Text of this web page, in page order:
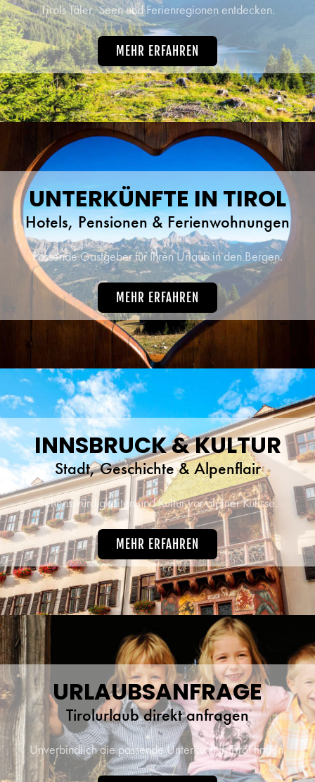
Tirols Täler, Seen und Ferienregionen entdecken.
MEHR ERFAHREN
UNTERKÜNFTE IN TIROL
Hotels, Pensionen & Ferienwohnungen
Passende Gastgeber für Ihren Urlaub in den Bergen.
MEHR ERFAHREN
INNSBRUCK & KULTUR
Stadt, Geschichte & Alpenflair
Sehenswürdigkeiten und Kultur vor alpiner Kulisse.
MEHR ERFAHREN
URLAUBSANFRAGE
Tirolurlaub direkt anfragen
Unverbindlich die passende Unterkunft in Tirol finden.